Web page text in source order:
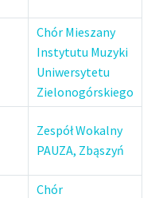
Chór Mieszany
Instytutu Muzyki
Uniwersytetu
Zielonogórskiego
Zespół Wokalny
PAUZA, Zbąszyń
Chór